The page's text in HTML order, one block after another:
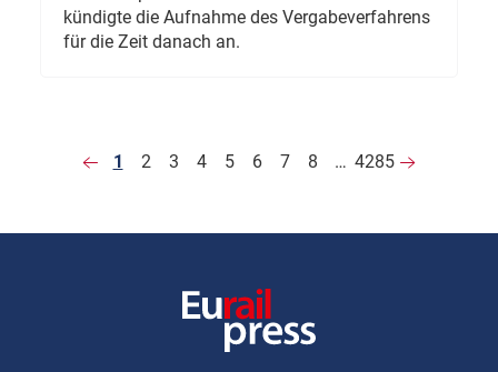
kündigte die Aufnahme des Vergabeverfahrens
für die Zeit danach an.
1 2 3 4 5 6 7 8 … 4285